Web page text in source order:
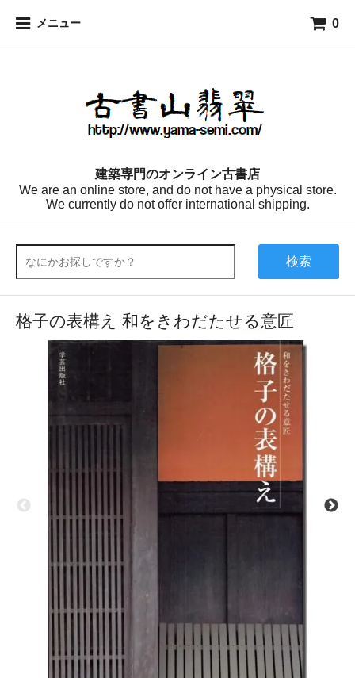
メニュー 0
建築専門のオンライン古書店
We are an online store, and do not have a physical store.
We currently do not offer international shipping.
検索
格子の表構え 和をきわだたせる意匠